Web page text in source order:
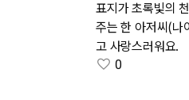
표지가 초록빛의
주는 한 아저씨(나
고 사랑스러워요.
0